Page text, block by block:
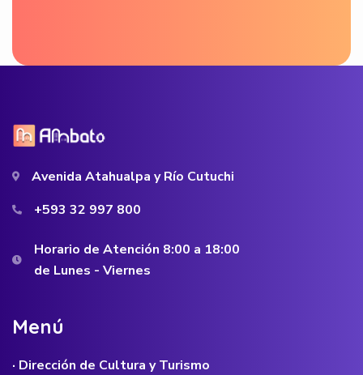
Avenida Atahualpa y Río Cutuchi
+593 32 997 800
Horario de Atención 8:00 a 18:00
de Lunes - Viernes
Menú
· Dirección de Cultura y Turismo